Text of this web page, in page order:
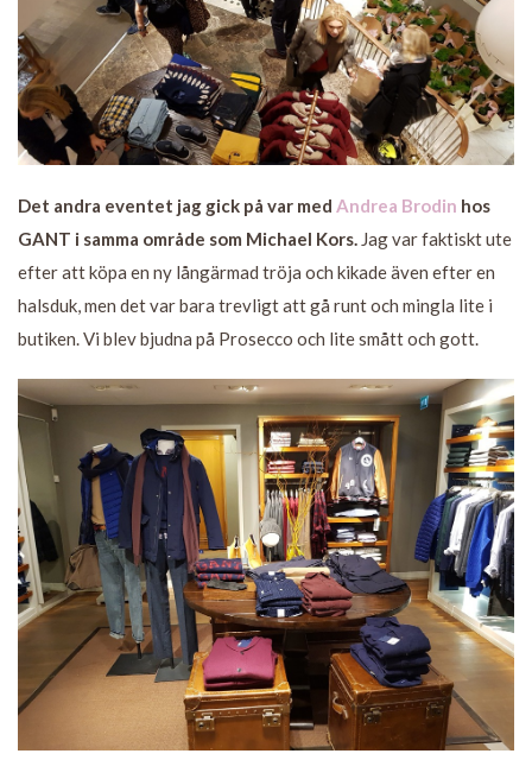
Det andra eventet jag gick på var med Andrea Brodin hos
GANT i samma område som Michael Kors. Jag var faktiskt ute
efter att köpa en ny långärmad tröja och kikade även efter en
halsduk, men det var bara trevligt att gå runt och mingla lite i
butiken. Vi blev bjudna på Prosecco och lite smått och gott.